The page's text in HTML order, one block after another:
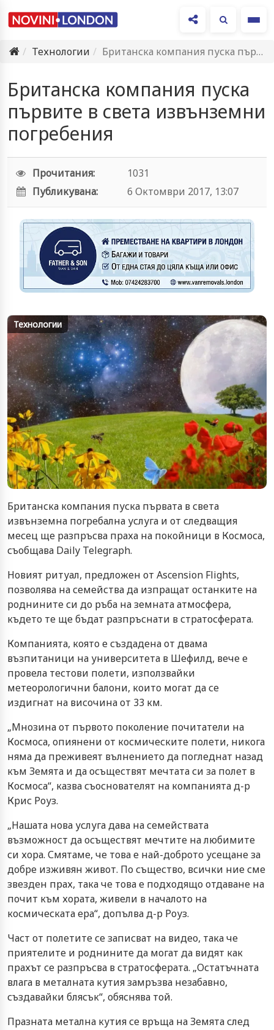
Технологии
Британска компания пуска първите в света извънземни погребения
Британска компания пуска
първите в света извънземни
погребения
Прочитания:
1031
Публикувана:
6 Октомври 2017, 13:07
Технологии
Британска компания пуска първата в света
извънземна погребална услуга и от следващия
месец ще разпръсва праха на покойници в Космоса,
съобщава Daily Telegraph.
Новият ритуал, предложен от Ascension Flights,
позволява на семейства да изпращат останките на
роднините си до ръба на земната атмосфера,
където те ще бъдат разпръснати в стратосферата.
Компанията, която е създадена от двама
възпитаници на университета в Шефилд, вече е
провела тестови полети, използвайки
метеорологични балони, които могат да се
издигнат на височина от 33 км.
„Мнозина от първото поколение почитатели на
Космоса, опиянени от космическите полети, никога
няма да преживеят вълнението да погледнат назад
към Земята и да осъществят мечтата си за полет в
Космоса“, казва съоснователят на компанията д-р
Крис Роуз.
„Нашата нова услуга дава на семействата
възможност да осъществят мечтите на любимите
си хора. Смятаме, че това е най-доброто усещане за
добре изживян живот. По същество, всички ние сме
звезден прах, така че това е подходящо отдаване на
почит към хората, живели в началото на
космическата ера“, допълва д-р Роуз.
Част от полетите се записват на видео, така че
приятелите и роднините да могат да видят как
прахът се разпръсва в стратосферата. „Остатъчната
влага в металната кутия замръзва незабавно,
създавайки блясък“, обяснява той.
Празната метална кутия се връща на Земята след